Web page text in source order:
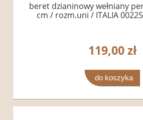
beret dzianinowy wełniany
cm / rozm.uni / ITALIA
119,00 zł
do koszyka